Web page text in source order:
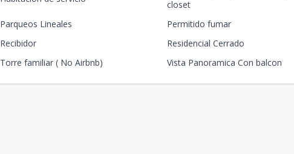
closet
Parqueos Lineales
Permitido fumar
Recibidor
Residencial Cerrado
Torre familiar ( No Airbnb) Vista Panoramica Con balcon